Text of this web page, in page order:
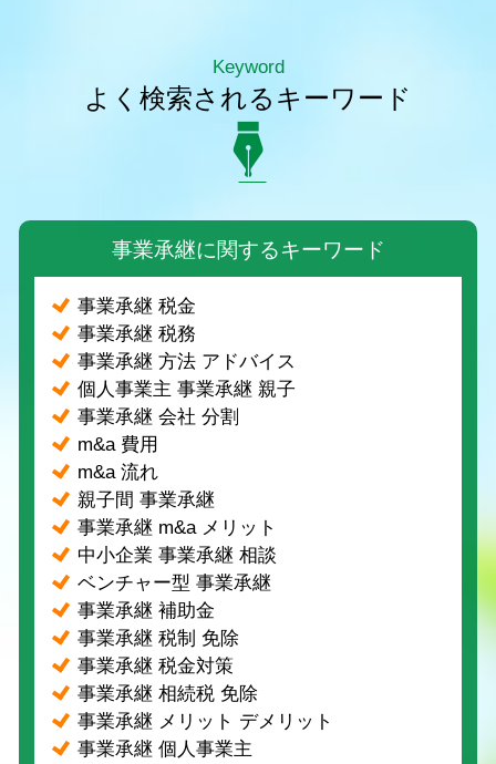
Keyword
よく検索されるキーワード
事業承継に関するキーワード
事業承継 税金
事業承継 税務
事業承継 方法 アドバイス
個人事業主 事業承継 親子
事業承継 会社 分割
m&a 費用
m&a 流れ
親子間 事業承継
事業承継 m&a メリット
中小企業 事業承継 相談
ベンチャー型 事業承継
事業承継 補助金
事業承継 税制 免除
事業承継 税金対策
事業承継 相続税 免除
事業承継 メリット デメリット
事業承継 個人事業主